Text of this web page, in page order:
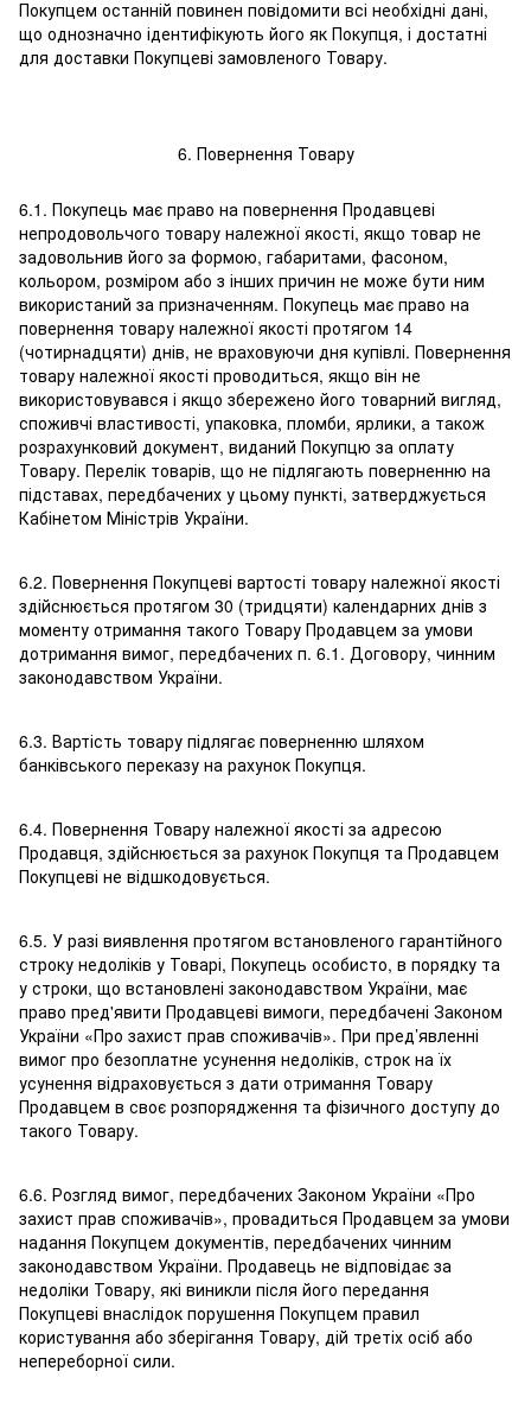
Покупцем останній повинен повідомити всі необхідні дані,
що однозначно ідентифікують його як Покупця, і достатні
для доставки Покупцеві замовленого Товару.
6. Повернення Товару
6.1. Покупець має право на повернення Продавцеві
непродовольчого товару належної якості, якщо товар не
задовольнив його за формою, габаритами, фасоном,
кольором, розміром або з інших причин не може бути ним
використаний за призначенням. Покупець має право на
повернення товару належної якості протягом 14
(чотирнадцяти) днів, не враховуючи дня купівлі. Повернення
товару належної якості проводиться, якщо він не
використовувався і якщо збережено його товарний вигляд,
споживчі властивості, упаковка, пломби, ярлики, а також
розрахунковий документ, виданий Покупцю за оплату
Товару. Перелік товарів, що не підлягають поверненню на
підставах, передбачених у цьому пункті, затверджується
Кабінетом Міністрів України.
6.2. Повернення Покупцеві вартості товару належної якості
здійснюється протягом 30 (тридцяти) календарних днів з
моменту отримання такого Товару Продавцем за умови
дотримання вимог, передбачених п. 6.1. Договору, чинним
законодавством України.
6.3. Вартість товару підлягає поверненню шляхом
банківського переказу на рахунок Покупця.
6.4. Повернення Товару належної якості за адресою
Продавця, здійснюється за рахунок Покупця та Продавцем
Покупцеві не відшкодовується.
6.5. У разі виявлення протягом встановленого гарантійного
строку недоліків у Товарі, Покупець особисто, в порядку та
у строки, що встановлені законодавством України, має
право пред'явити Продавцеві вимоги, передбачені Законом
України «Про захист прав споживачів». При пред’явленні
вимог про безоплатне усунення недоліків, строк на їх
усунення відраховується з дати отримання Товару
Продавцем в своє розпорядження та фізичного доступу до
такого Товару.
6.6. Розгляд вимог, передбачених Законом України «Про
захист прав споживачів», провадиться Продавцем за умови
надання Покупцем документів, передбачених чинним
законодавством України. Продавець не відповідає за
недоліки Товару, які виникли після його передання
Покупцеві внаслідок порушення Покупцем правил
користування або зберігання Товару, дій третіх осіб або
непереборної сили.